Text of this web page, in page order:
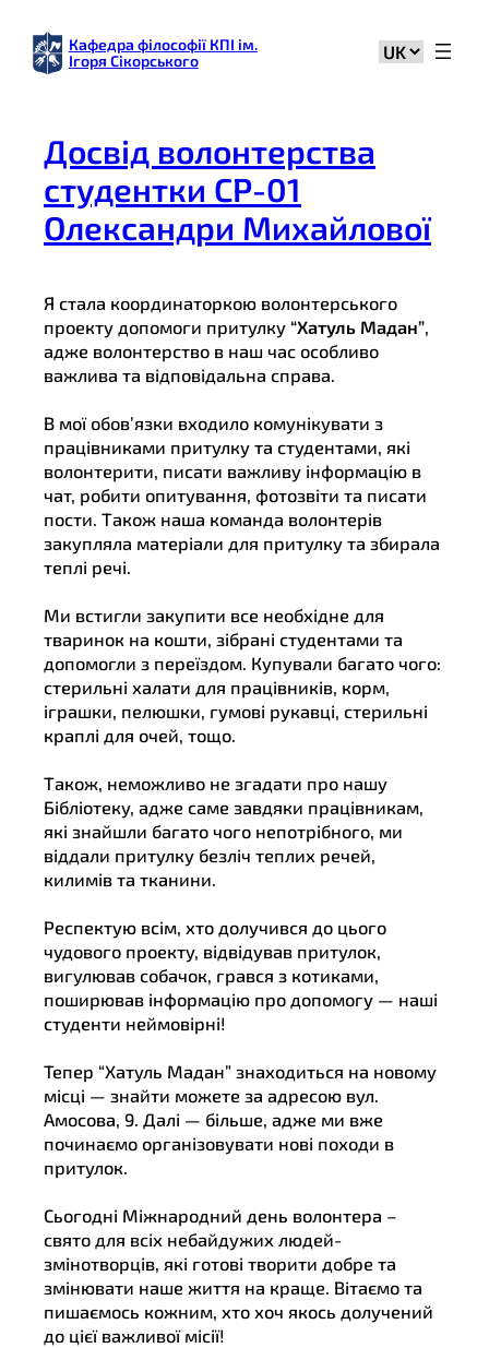
вмісту
Кафедра філософії КПІ ім.
Ігоря Сікорського
Вибрати
Досвід волонтерства
студентки СР-01
Олександри Михайлової
Я стала координаторкою волонтерського
проекту допомоги притулку “Хатуль Мадан”,
адже волонтерство в наш час особливо
важлива та відповідальна справа.
В мої обов’язки входило комунікувати з
працівниками притулку та студентами, які
волонтерити, писати важливу інформацію в
чат, робити опитування, фотозвіти та писати
пости. Також наша команда волонтерів
закупляла матеріали для притулку та збирала
теплі речі.
Ми встигли закупити все необхідне для
тваринок на кошти, зібрані студентами та
допомогли з переїздом. Купували багато чого:
стерильні халати для працівників, корм,
іграшки, пелюшки, гумові рукавці, стерильні
краплі для очей, тощо.
Також, неможливо не згадати про нашу
Бібліотеку, адже саме завдяки працівникам,
які знайшли багато чого непотрібного, ми
віддали притулку безліч теплих речей,
килимів та тканини.
Респектую всім, хто долучився до цього
чудового проекту, відвідував притулок,
вигулював собачок, грався з котиками,
поширював інформацію про допомогу — наші
студенти неймовірні!
Тепер “Хатуль Мадан” знаходиться на новому
місці — знайти можете за адресою вул.
Амосова, 9. Далі — більше, адже ми вже
починаємо організовувати нові походи в
притулок.
Сьогодні Міжнародний день волонтера –
свято для всіх небайдужих людей-
змінотворців, які готові творити добре та
змінювати наше життя на краще. Вітаємо та
пишаємось кожним, хто хоч якось долучений
до цієї важливої місії!